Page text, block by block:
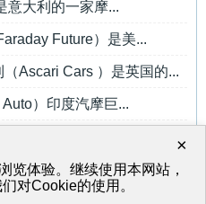
意大利的一家摩...
Future）是美...
（Ascari Cars ）是英国的...
）印度汽摩巨...
著名的运动型汽...
×
览体验。继续使用本网站，
对Cookie的使用。